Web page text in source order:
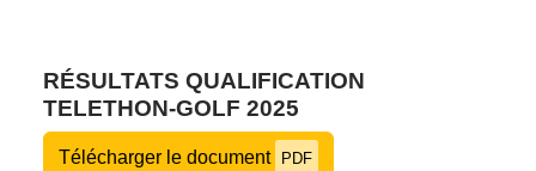
RÉSULTATS QUALIFICATION
TELETHON-GOLF 2025
Télécharger le document PDF